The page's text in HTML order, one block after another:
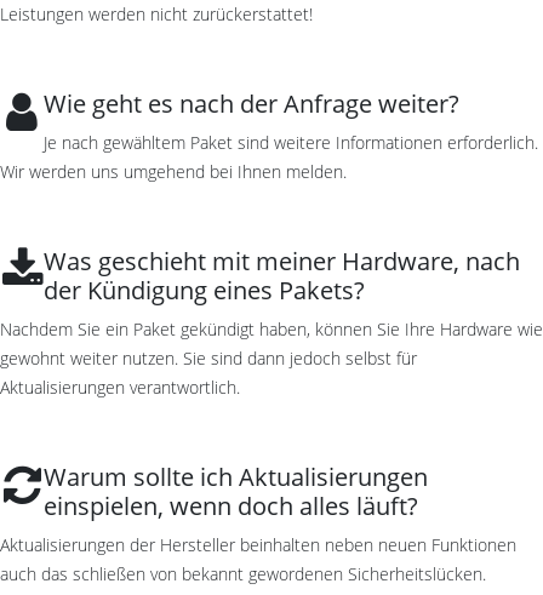
Leistungen werden nicht zurückerstattet!
Wie geht es nach der Anfrage weiter?
Je nach gewähltem Paket sind weitere Informationen erforderlich.
Wir werden uns umgehend bei Ihnen melden.
Was geschieht mit meiner Hardware, nach
der Kündigung eines Pakets?
Nachdem Sie ein Paket gekündigt haben, können Sie Ihre Hardware wie
gewohnt weiter nutzen. Sie sind dann jedoch selbst für
Aktualisierungen verantwortlich.
Warum sollte ich Aktualisierungen
einspielen, wenn doch alles läuft?
Aktualisierungen der Hersteller beinhalten neben neuen Funktionen
auch das schließen von bekannt gewordenen Sicherheitslücken.